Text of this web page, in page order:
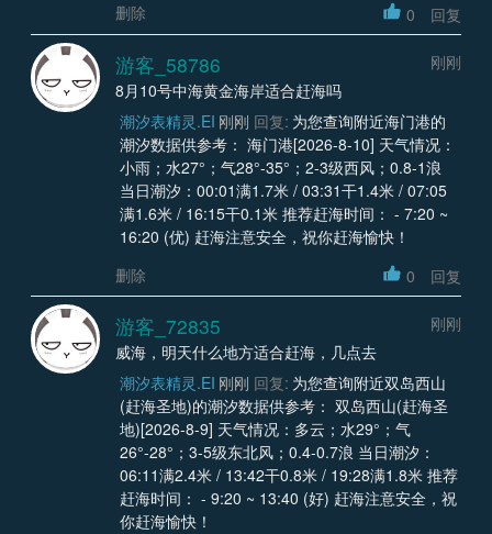
删除
0 回复
游客_58786
刚刚
8月10号中海黄金海岸适合赶海吗
潮汐表精灵.EI 刚刚 回复: 为您查询附近海门港的
潮汐数据供参考： 海门港[2026-8-10] 天气情况：
小雨；水27°；气28°-35°；2-3级西风；0.8-1浪
当日潮汐：00:01满1.7米 / 03:31干1.4米 / 07:05
满1.6米 / 16:15干0.1米 推荐赶海时间： - 7:20 ~
16:20 (优) 赶海注意安全，祝你赶海愉快！
删除
0 回复
游客_72835
刚刚
威海，明天什么地方适合赶海，几点去
潮汐表精灵.EI 刚刚 回复: 为您查询附近双岛西山
(赶海圣地)的潮汐数据供参考： 双岛西山(赶海圣
地)[2026-8-9] 天气情况：多云；水29°；气
26°-28°；3-5级东北风；0.4-0.7浪 当日潮汐：
06:11满2.4米 / 13:42干0.8米 / 19:28满1.8米 推荐
赶海时间： - 9:20 ~ 13:40 (好) 赶海注意安全，祝
你赶海愉快！